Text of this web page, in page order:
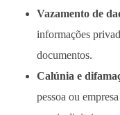
Vazamento de
informações
documentos.
Calúnia e
pessoa ou